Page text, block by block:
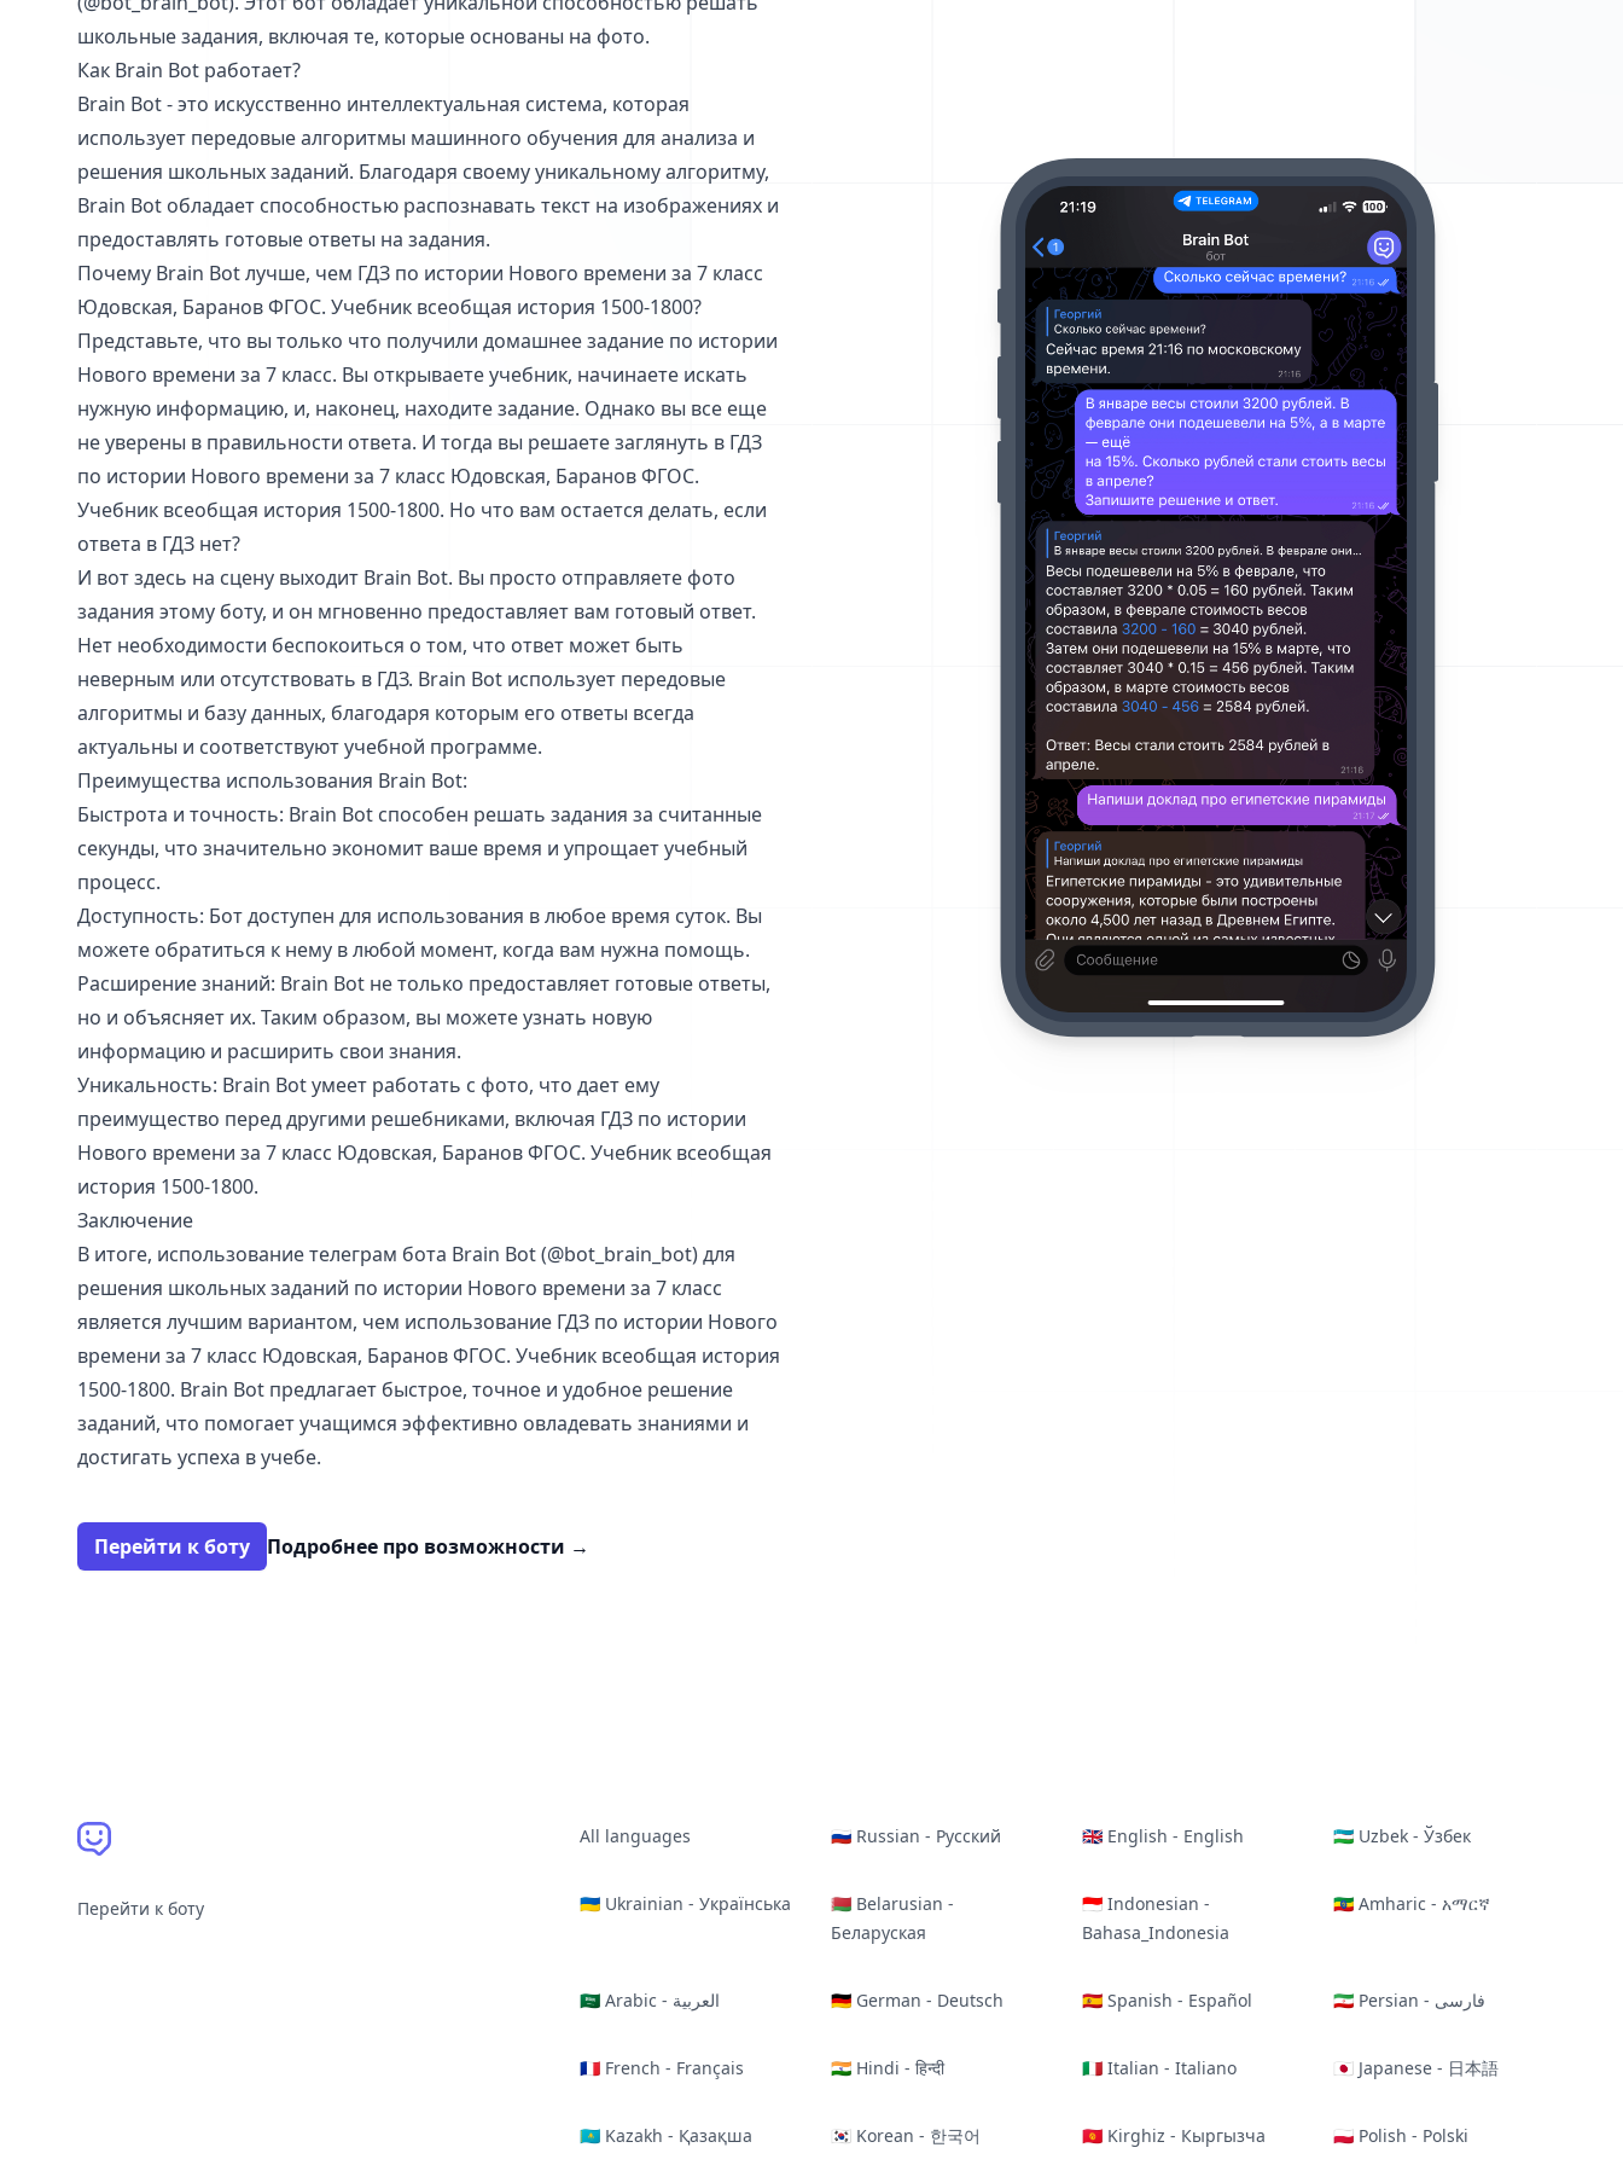
школьные задания, включая те, которые основаны на фото.
Как Brain Bot работает?
Brain Bot - это искусственно интеллектуальная система, которая
использует передовые алгоритмы машинного обучения для анализа и
решения школьных заданий. Благодаря своему уникальному алгоритму,
Brain Bot обладает способностью распознавать текст на изображениях и
предоставлять готовые ответы на задания.
Почему Brain Bot лучше, чем ГДЗ по истории Нового времени за 7 класс
Юдовская, Баранов ФГОС. Учебник всеобщая история 1500-1800?
Представьте, что вы только что получили домашнее задание по истории
Нового времени за 7 класс. Вы открываете учебник, начинаете искать
нужную информацию, и, наконец, находите задание. Однако вы все еще
не уверены в правильности ответа. И тогда вы решаете заглянуть в ГДЗ
по истории Нового времени за 7 класс Юдовская, Баранов ФГОС.
Учебник всеобщая история 1500-1800. Но что вам остается делать, если
ответа в ГДЗ нет?
И вот здесь на сцену выходит Brain Bot. Вы просто отправляете фото
задания этому боту, и он мгновенно предоставляет вам готовый ответ.
Нет необходимости беспокоиться о том, что ответ может быть
неверным или отсутствовать в ГДЗ. Brain Bot использует передовые
алгоритмы и базу данных, благодаря которым его ответы всегда
актуальны и соответствуют учебной программе.
Преимущества использования Brain Bot:
Быстрота и точность: Brain Bot способен решать задания за считанные
секунды, что значительно экономит ваше время и упрощает учебный
процесс.
Доступность: Бот доступен для использования в любое время суток. Вы
можете обратиться к нему в любой момент, когда вам нужна помощь.
Расширение знаний: Brain Bot не только предоставляет готовые ответы,
но и объясняет их. Таким образом, вы можете узнать новую
информацию и расширить свои знания.
Уникальность: Brain Bot умеет работать с фото, что дает ему
преимущество перед другими решебниками, включая ГДЗ по истории
Нового времени за 7 класс Юдовская, Баранов ФГОС. Учебник всеобщая
история 1500-1800.
Заключение
В итоге, использование телеграм бота Brain Bot (@bot_brain_bot) для
решения школьных заданий по истории Нового времени за 7 класс
является лучшим вариантом, чем использование ГДЗ по истории Нового
времени за 7 класс Юдовская, Баранов ФГОС. Учебник всеобщая история
1500-1800. Brain Bot предлагает быстрое, точное и удобное решение
заданий, что помогает учащимся эффективно овладевать знаниями и
достигать успеха в учебе.
Перейти к боту Подробнее про возможности →
Перейти к боту
All languages 🇷🇺 Russian - Русский 🇬🇧 English - English 🇺🇿 Uzbek - Ўзбек
🇺🇦 Ukrainian - Українська
🇧🇾 Belarusian -
Беларуская
🇮🇩 Indonesian -
Bahasa_Indonesia
🇪🇹 Amharic - አማርኛ
🇸🇦 Arabic - العربية 🇩🇪 German - Deutsch 🇪🇸 Spanish - Español 🇮🇷 Persian - فارسی
🇫🇷 French - Français 🇮🇳 Hindi - हिन्दी 🇮🇹 Italian - Italiano 🇯🇵 Japanese - 日本語
🇰🇿 Kazakh - Қазақша 🇰🇷 Korean - 한국어 🇰🇬 Kirghiz - Кыргызча 🇵🇱 Polish - Polski